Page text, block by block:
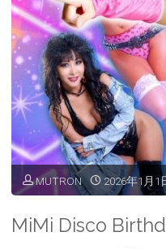
『Black
Decadance』"
MUTRON 2026年1月1
MiMi Disco